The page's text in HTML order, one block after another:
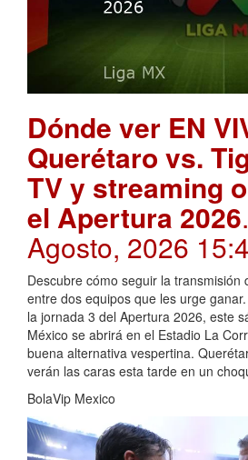
Dónde ver EN
Querétaro vs.
TV y streaming
el Apertura 2026
Agosto, 2026
Descubre cómo seguir la transmisión
entre dos equipos que les urge
la jornada 3 del Apertura 2026, este
México se abrirá en el Estadio La
buena alternativa vespertina.
verán las caras esta tarde en un
BolaVip Mexico